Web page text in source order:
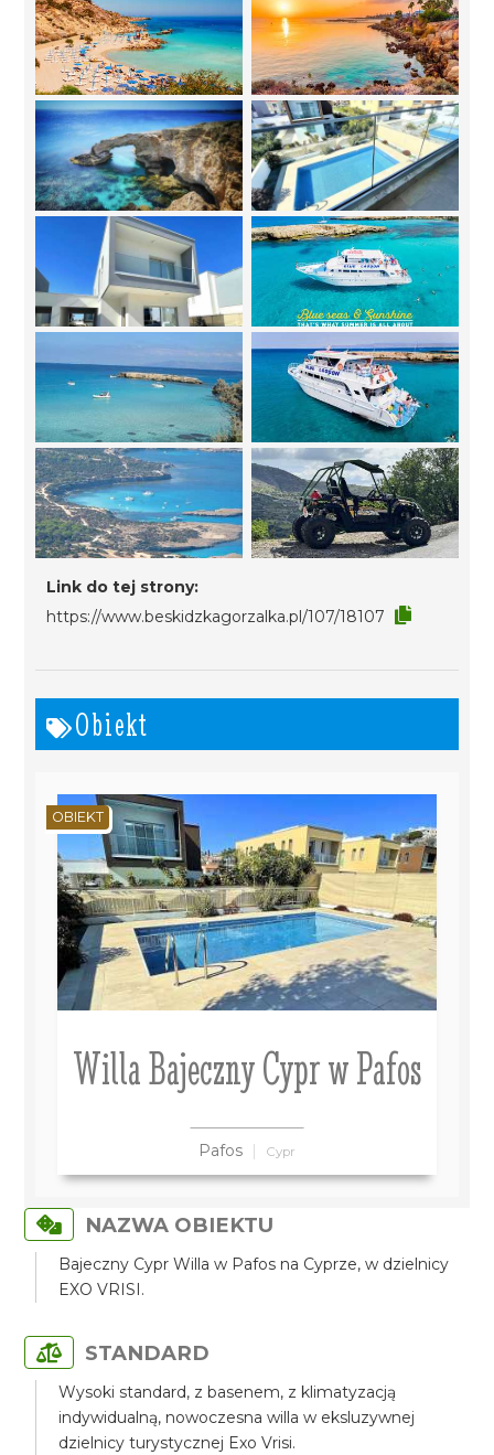
Link do tej strony:
https://www.beskidzkagorzalka.pl/107/18107
Obiekt
Willa Bajeczny Cypr w Pafos
Pafos Cypr
OBIEKT
NAZWA OBIEKTU
Bajeczny Cypr Willa w Pafos na Cyprze, w dzielnicy
EXO VRISI.
STANDARD
Wysoki standard, z basenem, z klimatyzacją
indywidualną, nowoczesna willa w eksluzywnej
dzielnicy turystycznej Exo Vrisi.